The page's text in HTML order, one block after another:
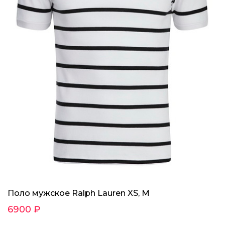
Поло мужское Ralph Lauren XS, M
6900 ₽